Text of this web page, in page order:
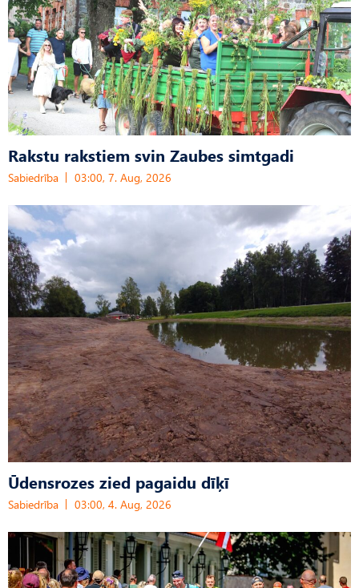
Rakstu rakstiem svin Zaubes simtgadi
Sabiedrība 03:00, 7. Aug, 2026
Ūdensrozes zied pagaidu dīķī
Sabiedrība 03:00, 4. Aug, 2026